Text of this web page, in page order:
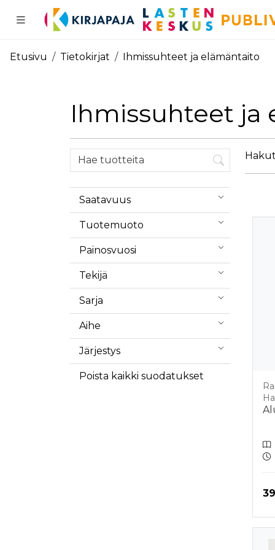
Etusivu Tietokirjat Ihmissuhteet ja elämäntaito
Ihmissuhteet ja
Saatavuus
Tuotemuoto
Painosvuosi
Tekijä
Sarja
Aihe
Järjestys
Poista kaikki suodatukset